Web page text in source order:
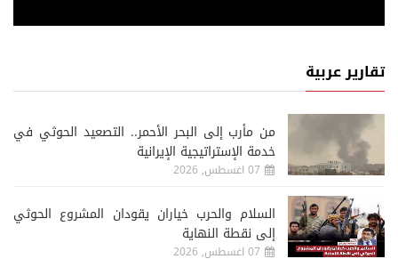
تقارير عربية
من مأرب إلى البحر الأحمر.. التصعيد الحوثي في
خدمة الإستراتيجية الإيرانية
07 اغسطس, 2026
السلام والحرب خياران يقودان المشروع الحوثي
إلى نقطة النهاية
07 اغسطس, 2026